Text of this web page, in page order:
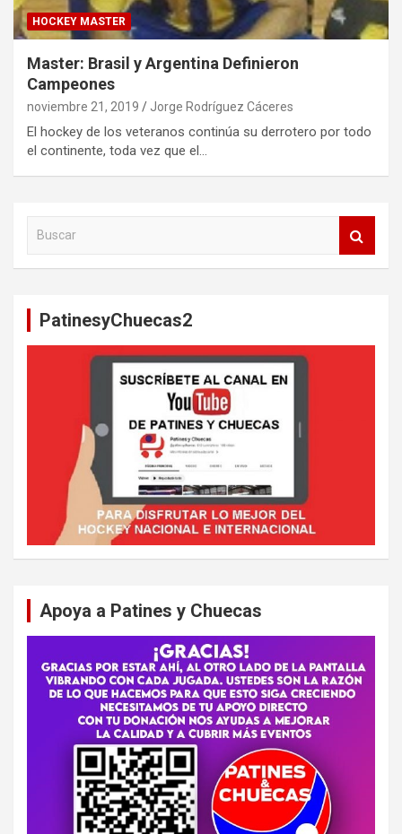
HOCKEY MASTER
Master: Brasil y Argentina Definieron
Campeones
noviembre 21, 2019 Jorge Rodríguez Cáceres
El hockey de los veteranos continúa su derrotero por todo
el continente, toda vez que el…
PatinesyChuecas2
Apoya a Patines y Chuecas